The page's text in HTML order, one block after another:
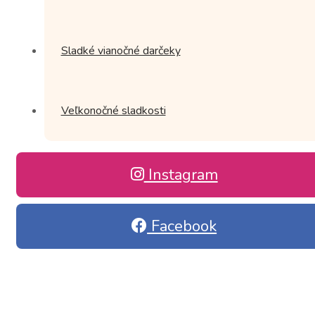
Sladké vianočné darčeky
Veľkonočné sladkosti
Instagram
Facebook